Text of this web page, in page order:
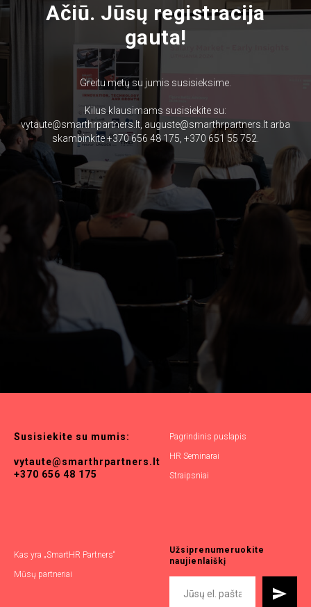
Ačiū. Jūsų registracija
gauta!
Greitu metų su jumis susisieksime.
Kilus klausimams susisiekite su:
vytaute@smarthrpartners.lt, auguste@smarthrpartners.lt arba
skambinkite +370 656 48 175, +370 651 55 752.
Susisiekite su mumis:
vytaute@smarthrpartners.lt
+370 656 48 175
Pagrindinis puslapis
HR Seminarai
Straipsniai
Kas yra „SmartHR Partners“
Mūsų partneriai
Užsiprenumeruokite
naujienlaiškį